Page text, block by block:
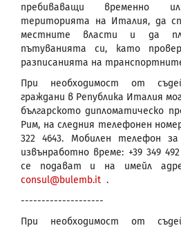
пребиваващи временно
територията на Италия, да
местните власти и да
пътуванията си, като
разписанията на
При необходимост от
граждани в Република Италия
българското дипломатическо
Рим, на следния телефонен
322 4643. Мобилен телефон
извънработно време: +39 349
се подават и на имейл
consul@bulemb.it .
--------------------
При необходимост от